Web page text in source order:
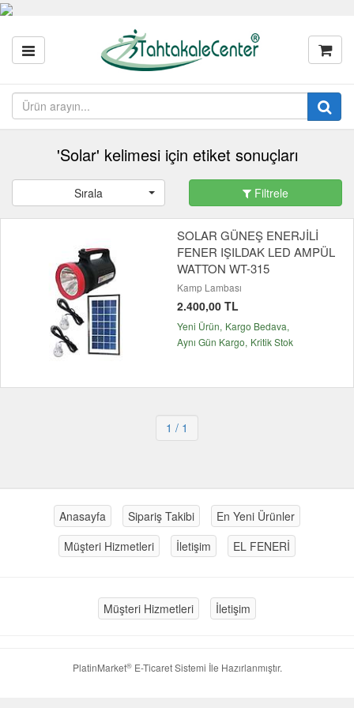
'Solar' kelimesi için etiket sonuçları
Sırala Filtrele
SOLAR GÜNEŞ ENERJİLİ
FENER IŞILDAK LED AMPÜL
WATTON WT-315
Kamp Lambası
2.400,00 TL
Yeni Ürün Kargo Bedava
Aynı Gün Kargo Kritik Stok
1 / 1
Anasayfa Sipariş Takibi
En Yeni Ürünler
Müşteri Hizmetleri
İletişim EL FENERİ
Müşteri Hizmetleri İletişim
PlatinMarket®E-Ticaret Sistemi İle Hazırlanmıştır.